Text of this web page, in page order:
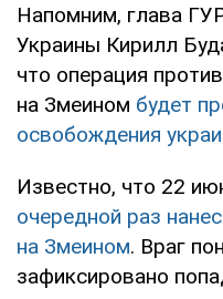
Напомним, глава
Украины Кирилл
что операция
на Змеином будет
освобождения
Известно, что 22
очередной раз
на Змеином. Враг
зафиксировано